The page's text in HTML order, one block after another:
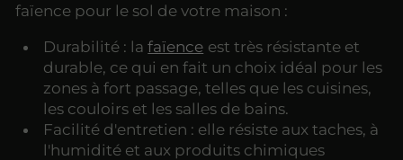
faïence pour le sol de votre maison :
Durabilité : lafaïence est très résistante et
durable, ce qui en fait un choix idéal pour les
zones à fort passage, telles que les cuisines,
les couloirs et les salles de bains.
Facilité d'entretien : elle résiste aux taches, à
l'humidité et aux produits chimiques